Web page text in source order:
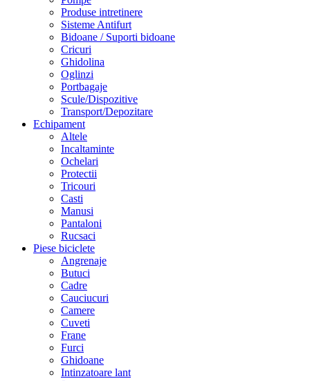
Produse intretinere
Sisteme Antifurt
Bidoane / Suporti bidoane
Cricuri
Ghidolina
Oglinzi
Portbagaje
Scule/Dispozitive
Transport/Depozitare
Echipament
Altele
Incaltaminte
Ochelari
Protectii
Tricouri
Casti
Manusi
Pantaloni
Rucsaci
Piese biciclete
Angrenaje
Butuci
Cadre
Cauciucuri
Camere
Cuveti
Frane
Furci
Ghidoane
Intinzatoare lant